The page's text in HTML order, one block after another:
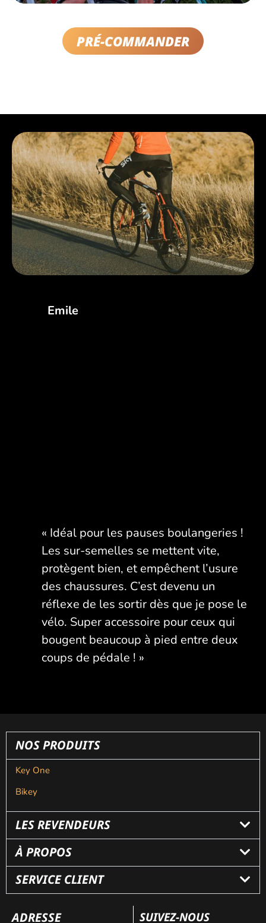
PRÉ-COMMANDER
Emile
« Idéal pour les pauses boulangeries !
Les sur-semelles se mettent vite,
protègent bien, et empêchent l’usure
des chaussures. C’est devenu un
réflexe de les sortir dès que je pose le
vélo. Super accessoire pour ceux qui
bougent beaucoup à pied entre deux
coups de pédale ! »
NOS PRODUITS
Key One
Bikey
LES REVENDEURS
À PROPOS
SERVICE CLIENT
ADRESSE SUIVEZ-NOUS